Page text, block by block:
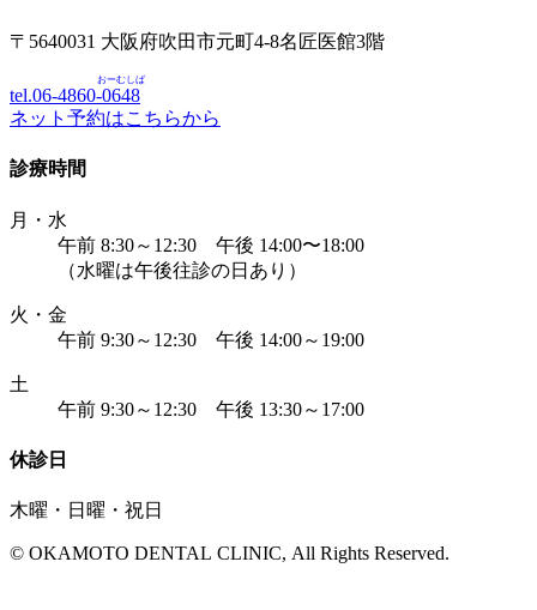
〒5640031 大阪府吹田市元町4-8名匠医館3階
tel.06-4860-0648
おーむしば
ネット予約はこちらから
診療時間
月・水
午前 8:30～12:30 午後 14:00〜18:00
（水曜は午後往診の日あり）
火・金
午前 9:30～12:30 午後 14:00～19:00
土
午前 9:30～12:30 午後 13:30～17:00
休診日
木曜・日曜・祝日
© OKAMOTO DENTAL CLINIC, All Rights Reserved.